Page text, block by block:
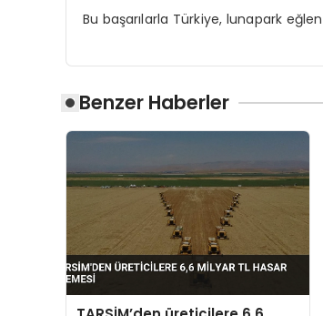
Bu başarılarla Türkiye, lunapark
Benzer Haberler